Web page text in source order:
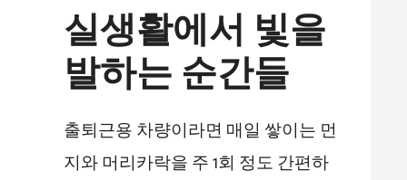
실생활에서 빛을
발하는 순간들
출퇴근용 차량이라면 매일 쌓이는 먼
지와 머리카락을 주 1회 정도 간편하